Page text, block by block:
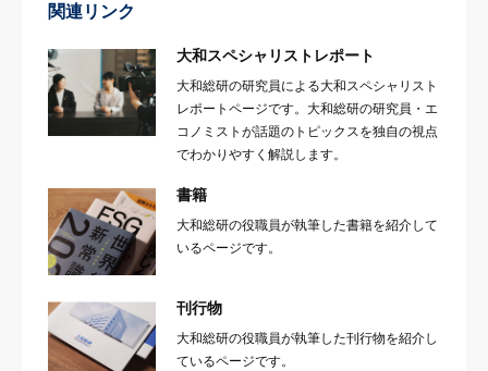
関連リンク
大和スペシャリストレポート
大和総研の研究員による大和スペシャリスト
レポートページです。大和総研の研究員・エ
コノミストが話題のトピックスを独自の視点
でわかりやすく解説します。
書籍
大和総研の役職員が執筆した書籍を紹介して
いるページです。
刊行物
大和総研の役職員が執筆した刊行物を紹介し
ているページです。